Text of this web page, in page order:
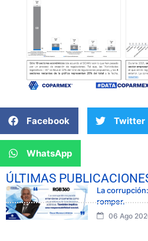
Facebook Twitter
WhatsApp
ÚLTIMAS
La
romper.
06 Ago